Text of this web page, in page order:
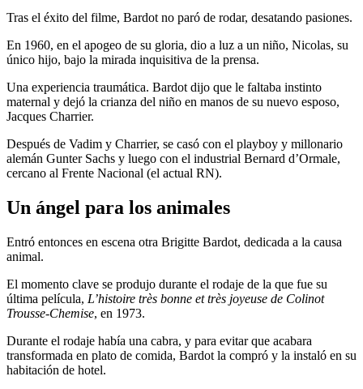
Tras el éxito del filme, Bardot no paró de rodar, desatando pasiones.
En 1960, en el apogeo de su gloria, dio a luz a un niño, Nicolas, su
único hijo, bajo la mirada inquisitiva de la prensa.
Una experiencia traumática. Bardot dijo que le faltaba instinto
maternal y dejó la crianza del niño en manos de su nuevo esposo,
Jacques Charrier.
Después de Vadim y Charrier, se casó con el playboy y millonario
alemán Gunter Sachs y luego con el industrial Bernard d’Ormale,
cercano al Frente Nacional (el actual RN).
Un ángel para los animales
Entró entonces en escena otra Brigitte Bardot, dedicada a la causa
animal.
El momento clave se produjo durante el rodaje de la que fue su
última película, L’histoire très bonne et très joyeuse de Colinot
Trousse-Chemise, en 1973.
Durante el rodaje había una cabra, y para evitar que acabara
transformada en plato de comida, Bardot la compró y la instaló en su
habitación de hotel.